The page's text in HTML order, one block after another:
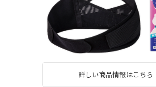
詳しい商品情報はこちら